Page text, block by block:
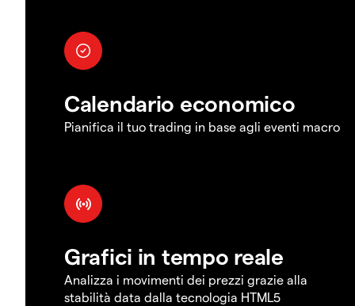
Calendario economico
Pianifica il tuo trading in base agli eventi macro
Grafici in tempo reale
Analizza i movimenti dei prezzi grazie alla
stabilità data dalla tecnologia HTML5